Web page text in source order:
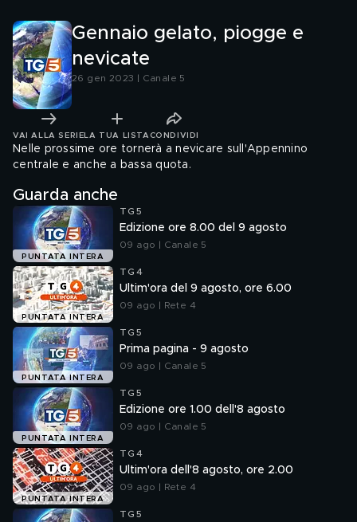
Gennaio gelato, piogge e
nevicate
26 gen 2023 | Canale 5
VAI ALLA SERIE LA TUA LISTA CONDIVIDI
Nelle prossime ore tornerà a nevicare sull'Appennino
centrale e anche a bassa quota.
Guarda anche
PUNTATA INTERA
TG5
Edizione ore 8.00 del 9 agosto
09 ago | Canale 5
PUNTATA INTERA
TG4
Ultim'ora del 9 agosto, ore 6.00
09 ago | Rete 4
PUNTATA INTERA
TG5
Prima pagina - 9 agosto
09 ago | Canale 5
PUNTATA INTERA
TG5
Edizione ore 1.00 dell'8 agosto
09 ago | Canale 5
PUNTATA INTERA
TG4
Ultim'ora dell'8 agosto, ore 2.00
09 ago | Rete 4
TG5